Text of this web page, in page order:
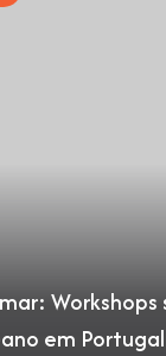
Workshops
em